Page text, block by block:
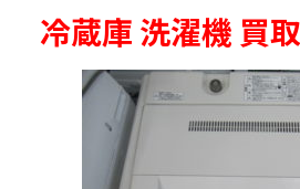
冷蔵庫 洗濯機 買